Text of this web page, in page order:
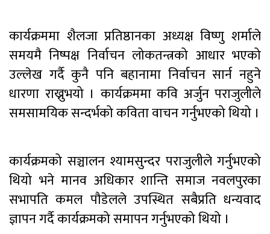
कार्यक्रममा शैलजा प्रतिष्ठानका अध्यक्ष विष्णु शर्माले
समयमै निष्पक्ष निर्वाचन लोकतन्त्रको आधार भएको
उल्लेख गर्दै कुनै पनि बहानामा निर्वाचन सार्न नहुने
धारणा राख्नुभयो । कार्यक्रममा कवि अर्जुन पराजुलीले
समसामयिक सन्दर्भको कविता वाचन गर्नुभएको थियो ।
कार्यक्रमको सञ्चालन श्यामसुन्दर पराजुलीले गर्नुभएको
थियो भने मानव अधिकार शान्ति समाज नवलपुरका
सभापति कमल पौडेलले उपस्थित सबैप्रति धन्यवाद
ज्ञापन गर्दै कार्यक्रमको समापन गर्नुभएको थियो ।